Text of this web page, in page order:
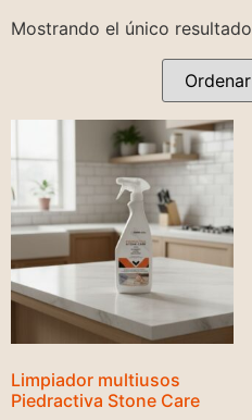
Mostrando el único resultado
Limpiador multiusos
Piedractiva Stone Care